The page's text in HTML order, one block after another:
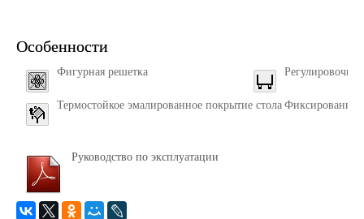
Особенности
Фигурная решетка
Термостойкое эмалированное покрытие стола
Руководство по эксплуатации